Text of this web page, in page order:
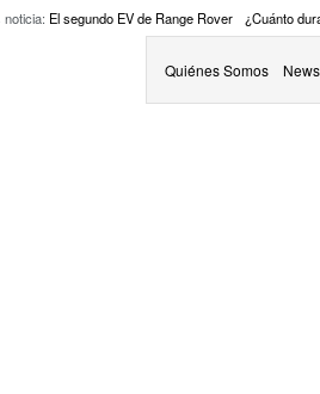
noticia: El segundo EV de Range Rover ¿Cuánto
Quiénes Somos